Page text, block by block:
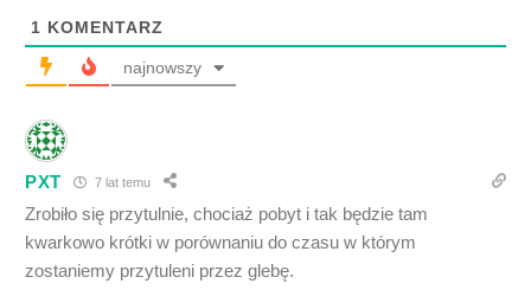
1 KOMENTARZ
najnowszy
PXT 7 lat temu
Zrobiło się przytulnie, chociaż pobyt i tak będzie tam
kwarkowo krótki w porównaniu do czasu w którym
zostaniemy przytuleni przez glebę.